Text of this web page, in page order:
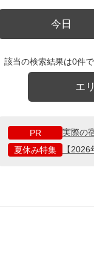
今日
該当の検索結果は0件
エ
PR
実際の
夏休み特集
【